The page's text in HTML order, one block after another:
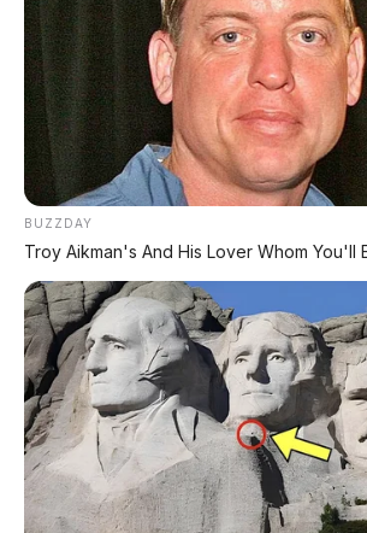
BUZZDAY
Troy Aikman's And His Lover Whom You'll